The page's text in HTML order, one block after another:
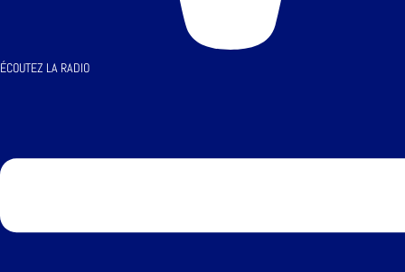
ÉCOUTEZ LA RADIO